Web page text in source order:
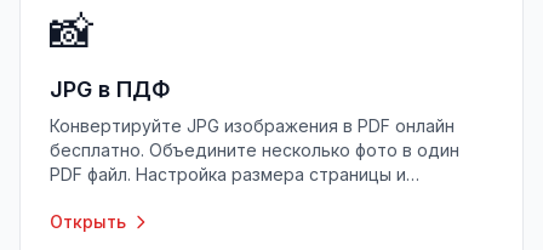
📸
JPG в ПДФ
Конвертируйте JPG изображения в PDF онлайн
бесплатно. Объедините несколько фото в один
PDF файл. Настройка размера страницы и
Открыть